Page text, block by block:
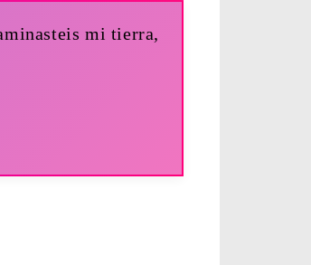
mi tierra,